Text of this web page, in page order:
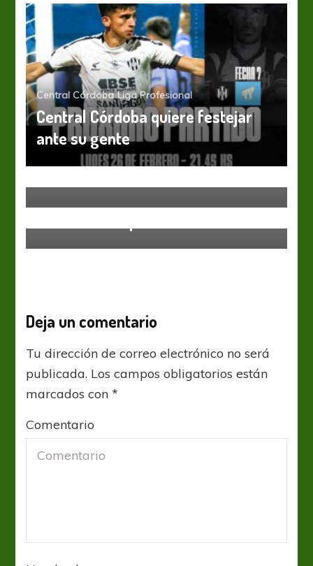
Central Córdoba Liga Profesional
Central Córdoba quiere festejar
ante su gente
Arsenal Liga Profesional
Uno y uno frente a Lanús en la
Deja un comentario
Tu dirección de correo electrónico no será
publicada. Los campos obligatorios están
marcados con*
Comentario